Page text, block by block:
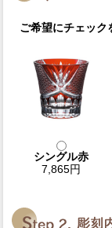
ご希望にチェック
シングル赤
7,865円